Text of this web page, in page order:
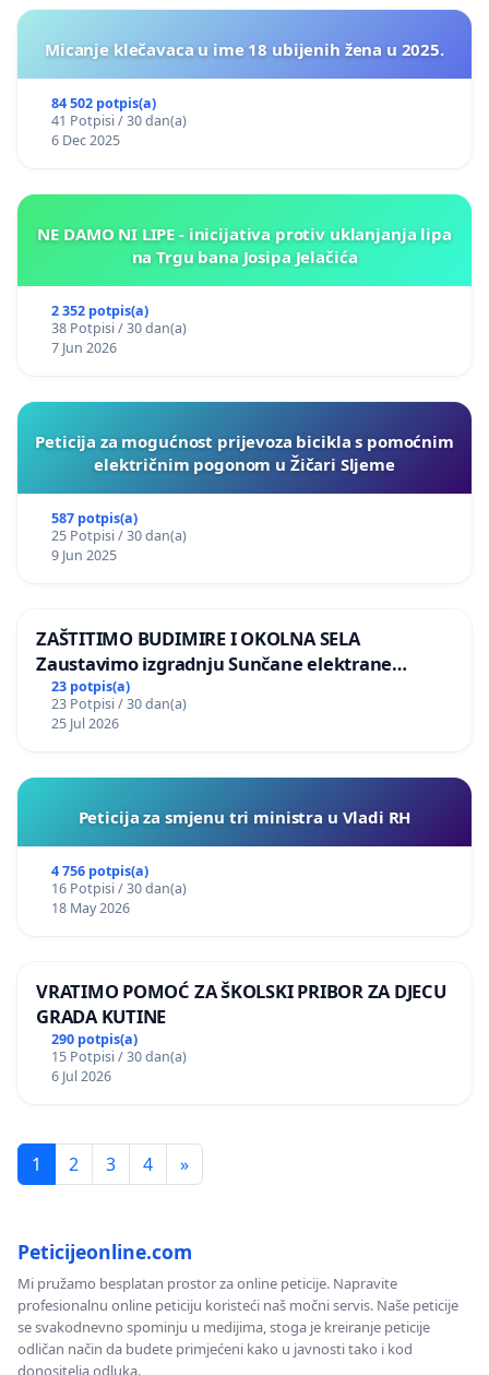
Micanje klečavaca u ime 18 ubijenih žena u 2025.
84 502 potpis(a)
41 Potpisi / 30 dan(a)
6 Dec 2025
NE DAMO NI LIPE - inicijativa protiv uklanjanja lipa
na Trgu bana Josipa Jelačića
2 352 potpis(a)
38 Potpisi / 30 dan(a)
7 Jun 2026
Peticija za mogućnost prijevoza bicikla s pomoćnim
električnim pogonom u Žičari Sljeme
587 potpis(a)
25 Potpisi / 30 dan(a)
9 Jun 2025
ZAŠTITIMO BUDIMIRE I OKOLNA SELA
Zaustavimo izgradnju Sunčane elektrane
Vedrine na području Ugljana
23 potpis(a)
23 Potpisi / 30 dan(a)
25 Jul 2026
Peticija za smjenu tri ministra u Vladi RH
4 756 potpis(a)
16 Potpisi / 30 dan(a)
18 May 2026
VRATIMO POMOĆ ZA ŠKOLSKI PRIBOR ZA DJECU
GRADA KUTINE
290 potpis(a)
15 Potpisi / 30 dan(a)
6 Jul 2026
1 2 3 4 »
Peticijeonline.com
Mi pružamo besplatan prostor za online peticije. Napravite
profesionalnu online peticiju koristeći naš močni servis. Naše peticije
se svakodnevno spominju u medijima, stoga je kreiranje peticije
odličan način da budete primjećeni kako u javnosti tako i kod
donositelja odluka.